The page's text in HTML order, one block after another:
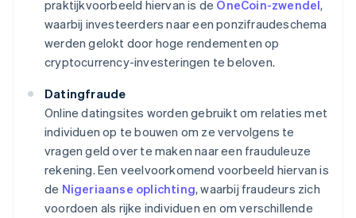
praktijkvoorbeeld hiervan is de OneCoin-zwendel,
waarbij investeerders naar een ponzifraudeschema
werden gelokt door hoge rendementen op
cryptocurrency-investeringen te beloven.
Datingfraude
Online datingsites worden gebruikt om relaties met
individuen op te bouwen om ze vervolgens te
vragen geld over te maken naar een frauduleuze
rekening. Een veelvoorkomend voorbeeld hiervan is
de Nigeriaanse oplichting, waarbij fraudeurs zich
voordoen als rijke individuen en om verschillende